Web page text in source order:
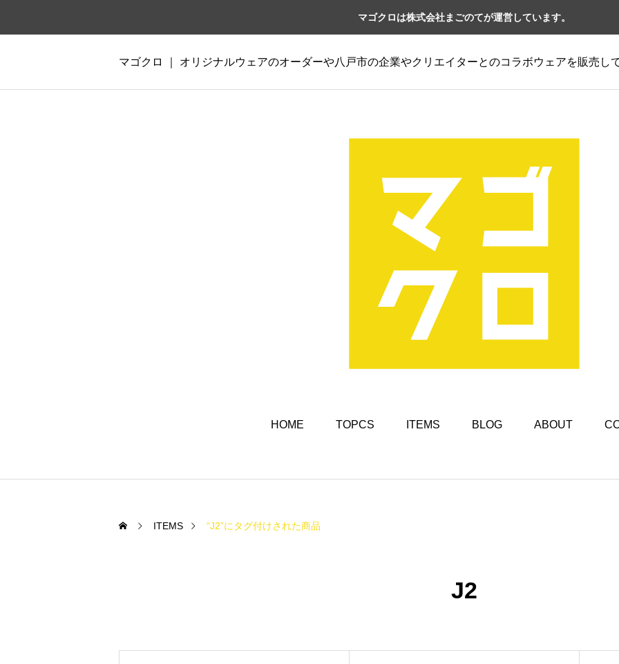
マゴクロは株式会社まごのてが運営しています。
マゴクロ ｜ オリジナルウェアのオーダーや八戸市の企業やクリエイターとのコラボウェアを販売し
HOME TOPCS ITEMS BLOG ABOUT
ITEMS “J2”にタグ付けされた商品
J2